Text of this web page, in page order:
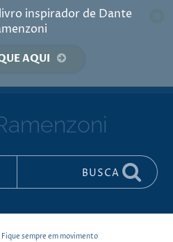
inspirador de Dante
AQUI
BUSCA
Fique sempre em movimento